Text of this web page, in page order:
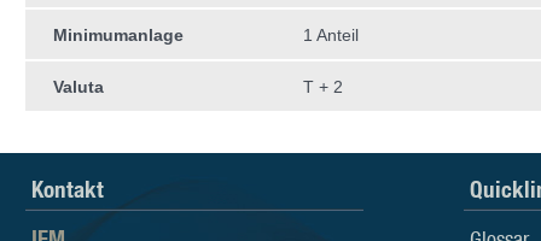
Minimumanlage 1 Anteil
Valuta T + 2
Kontakt